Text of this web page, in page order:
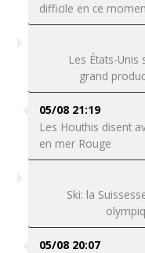
difficile en ce
Les États-
grand
05/08 21:19
Les Houthis disent
en mer Rouge
Ski: la
05/08 20:07